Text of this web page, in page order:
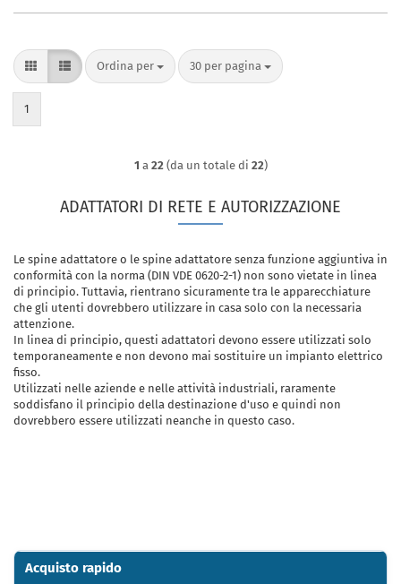
Ordina per
Ordina per 30 per pagina
per pagina
1
1 a 22(da un totale di 22)
ADATTATORI DI RETE E AUTORIZZAZIONE
Le spine adattatore o le spine adattatore senza funzione aggiuntiva in
conformità con la norma (DIN VDE 0620-2-1) non sono vietate in linea
di principio. Tuttavia, rientrano sicuramente tra le apparecchiature
che gli utenti dovrebbero utilizzare in casa solo con la necessaria
attenzione.
In linea di principio, questi adattatori devono essere utilizzati solo
temporaneamente e non devono mai sostituire un impianto elettrico
fisso.
Utilizzati nelle aziende e nelle attività industriali, raramente
soddisfano il principio della destinazione d'uso e quindi non
dovrebbero essere utilizzati neanche in questo caso.
Acquisto rapido